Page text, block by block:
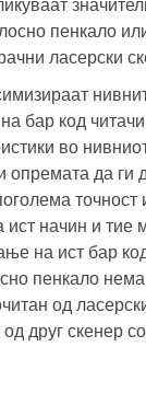
пенкало
ласерски
бар код
во
опремата да ги
точност
ист начин и тие
на ист бар
пенкало
од
друг скенер